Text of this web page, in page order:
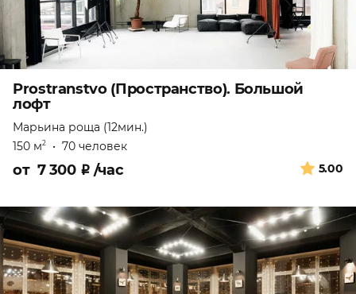
Prostranstvo (Пространство). Большой
лофт
Марьина роща (12мин.)
150 м2 • 70 человек
5.00
от 7 300 ₽ /час